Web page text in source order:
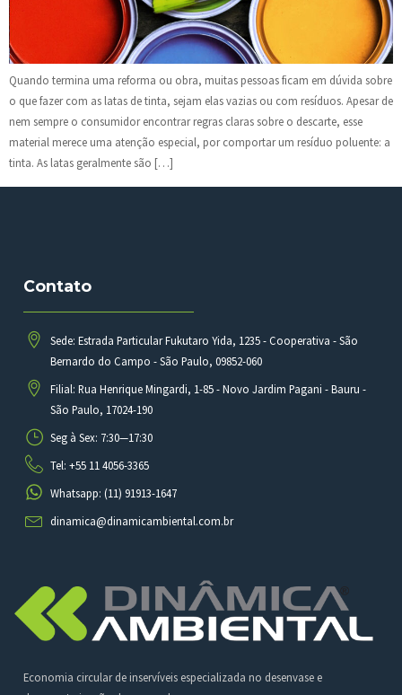
Quando termina uma reforma ou obra, muitas pessoas ficam em dúvida sobre
o que fazer com as latas de tinta, sejam elas vazias ou com resíduos. Apesar de
nem sempre o consumidor encontrar regras claras sobre o descarte, esse
material merece uma atenção especial, por comportar um resíduo poluente: a
tinta. As latas geralmente são […]
Economia circular de inservíveis especializada no desenvase e
Contato
Sede: Estrada Particular Fukutaro Yida, 1235 - Cooperativa - São
Bernardo do Campo - São Paulo, 09852-060
Filial: Rua Henrique Mingardi, 1-85 - Novo Jardim Pagani - Bauru -
São Paulo, 17024-190
Seg à Sex: 7:30—17:30
Tel: +55 11 4056-3365
Whatsapp: (11) 91913-1647
dinamica@dinamicambiental.com.br